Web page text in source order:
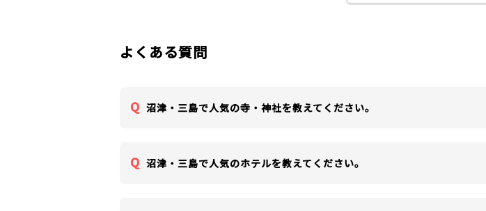
よくある質問
沼津・三島で人気の寺・神社を教えてください。
沼津・三島で人気のホテルを教えてください。